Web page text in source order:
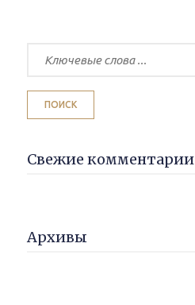
Свежие комментарии
Архивы